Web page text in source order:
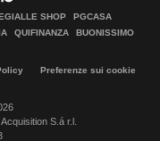
SHOP
PGCASA
QUIFINANZA
BUONISSIMO
Preferenze sui cookie
S.á r.l.